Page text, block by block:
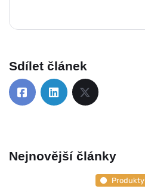
Sdílet článek
Nejnovější články
Produkty